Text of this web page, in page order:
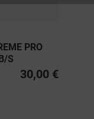
PRO
S
30,00 €